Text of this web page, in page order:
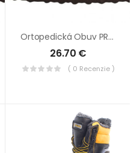
Ortopedická Obuv PROTETIKA T13 Svetlo-Béžová
26.70 €
( 0 Recenzie )